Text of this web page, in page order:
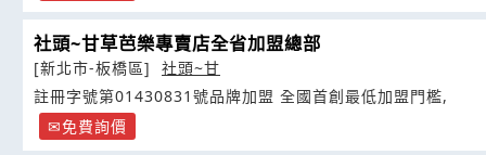
社頭~甘草芭樂專賣店全省加盟總部
[新北市-板橋區]
社頭~甘
註冊字號第01430831號品牌加盟 全國首創最低加盟門檻,
免費詢價